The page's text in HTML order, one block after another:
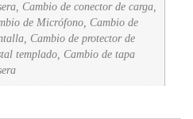
Cambio de conector de carga,
de Micrófono, Cambio de
Cambio de protector de
templado, Cambio de tapa